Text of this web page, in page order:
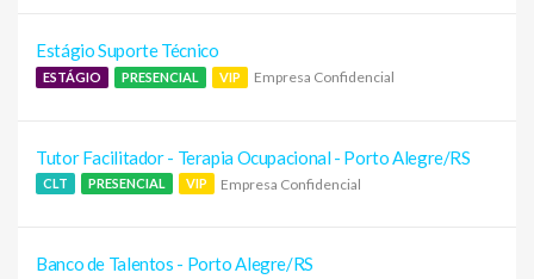
Estágio Suporte Técnico
ESTÁGIO PRESENCIAL VIP Empresa Confidencial
Tutor Facilitador - Terapia Ocupacional - Porto Alegre/RS
CLT PRESENCIAL VIP Empresa Confidencial
Banco de Talentos - Porto Alegre/RS